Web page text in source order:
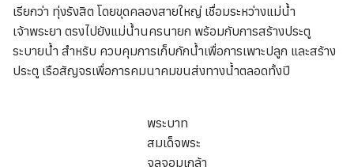
เรียกว่า ทุ่งรังสิต โดยขุดคลองสายใหญ่ เชื่อมระหว่างแม่น้ำ
เจ้าพระยา ตรงไปยังแม่น้ำนครนายก พร้อมกับการสร้างประตู
ระบายน้ำ สำหรับ ควบคุมการเก็บกักน้ำเพื่อการเพาะปลูก และสร้าง
ประตู เรือสัญจรเพื่อการคมนาคมขนส่งทางน้ำตลอดทั้งปี
พระบาท
สมเด็จพระ
จุลจอมเกล้า